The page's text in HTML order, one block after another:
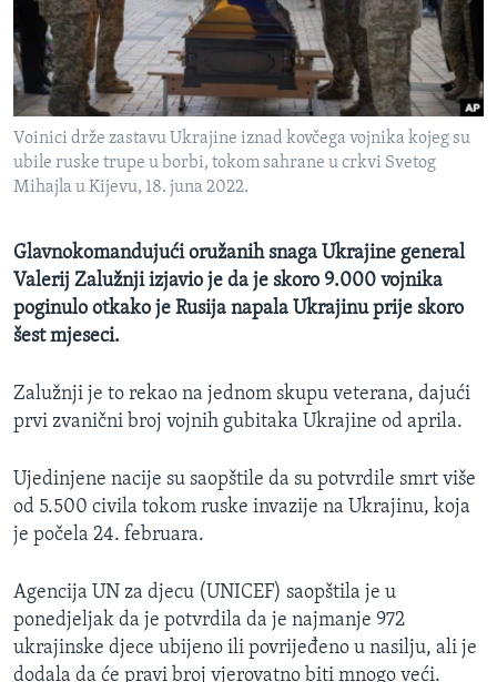
MAGAZIN
O GLASU AMERIKE
Learning English
PRATITE NAS
Jezici
Voinici drže zastavu Ukrajine iznad kovčega vojnika kojeg su
ubile ruske trupe u borbi, tokom sahrane u crkvi Svetog
Mihajla u Kijevu, 18. juna 2022.
Glavnokomandujući oružanih snaga Ukrajine general
Valerij Zalužnji izjavio je da je skoro 9.000 vojnika
poginulo otkako je Rusija napala Ukrajinu prije skoro
šest mjeseci.
Zalužnji je to rekao na jednom skupu veterana, dajući
prvi zvanični broj vojnih gubitaka Ukrajine od aprila.
Ujedinjene nacije su saopštile da su potvrdile smrt više
od 5.500 civila tokom ruske invazije na Ukrajinu, koja
je počela 24. februara.
Agencija UN za djecu (UNICEF) saopštila je u
ponedjeljak da je potvrdila da je najmanje 972
ukrajinske djece ubijeno ili povrijeđeno u nasilju, ali je
dodala da će pravi broj vjerovatno biti mnogo veći.